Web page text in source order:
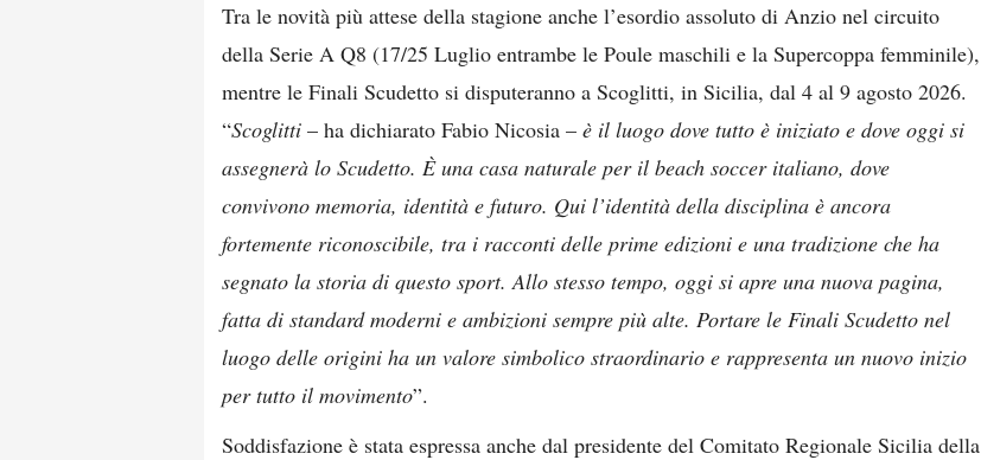
Tra le novità più attese della stagione anche l’esordio assoluto di Anzio nel circuito
della Serie A Q8 (17/25 Luglio entrambe le Poule maschili e la Supercoppa femminile),
mentre le Finali Scudetto si disputeranno a Scoglitti, in Sicilia, dal 4 al 9 agosto 2026.
“Scoglitti – ha dichiarato Fabio Nicosia – è il luogo dove tutto è iniziato e dove oggi si
assegnerà lo Scudetto. È una casa naturale per il beach soccer italiano, dove
convivono memoria, identità e futuro. Qui l’identità della disciplina è ancora
fortemente riconoscibile, tra i racconti delle prime edizioni e una tradizione che ha
segnato la storia di questo sport. Allo stesso tempo, oggi si apre una nuova pagina,
fatta di standard moderni e ambizioni sempre più alte. Portare le Finali Scudetto nel
luogo delle origini ha un valore simbolico straordinario e rappresenta un nuovo inizio
per tutto il movimento”.
Soddisfazione è stata espressa anche dal presidente del Comitato Regionale Sicilia della